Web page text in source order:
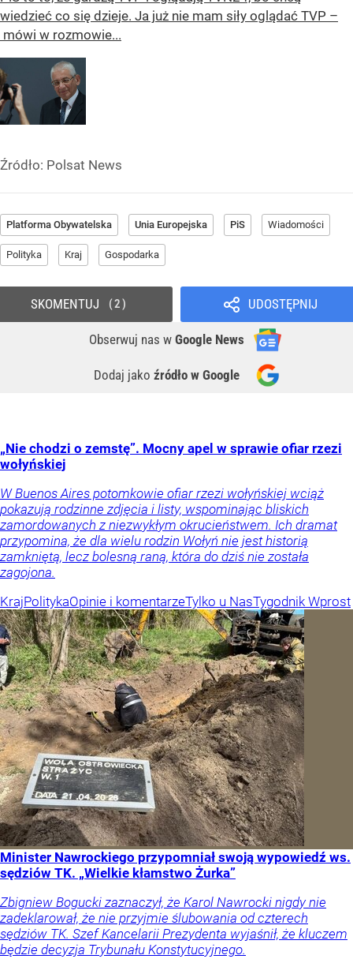
wiedzieć co się dzieje. Ja już nie mam siły oglądać TVP –
mówi w rozmowie...
Źródło: Polsat News
Platforma Obywatelska Unia Europejska PiS Wiadomości
Polityka Kraj Gospodarka
UDOSTĘPNIJ
Obserwuj nas w Google News
Dodaj jako źródło w Google
SKOMENTUJ 2
„Nie chodzi o zemstę”. Mocny apel w sprawie ofiar rzezi
wołyńskiej
W Buenos Aires potomkowie ofiar rzezi wołyńskiej wciąż
pokazują rodzinne zdjęcia i listy, wspominając bliskich
zamordowanych z niezwykłym okrucieństwem. Ich dramat
przypomina, że dla wielu rodzin Wołyń nie jest historią
zamkniętą, lecz bolesną raną, która do dziś nie została
zagojona.
KrajPolitykaOpinie i komentarzeTylko u NasTygodnik Wprost
Minister Nawrockiego przypomniał swoją wypowiedź ws.
sędziów TK. „Wielkie kłamstwo Żurka”
Zbigniew Bogucki zaznaczył, że Karol Nawrocki nigdy nie
zadeklarował, że nie przyjmie ślubowania od czterech
sędziów TK. Szef Kancelarii Prezydenta wyjaśnił, że kluczem
będzie decyzja Trybunału Konstytucyjnego.